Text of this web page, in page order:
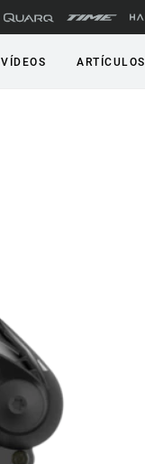
VÍDEOS ARTÍCULOS